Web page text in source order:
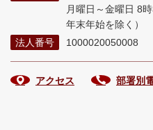
月曜日～金曜日 8
年末年始を除く）
法人番号
1000020050008
アクセス 部署別